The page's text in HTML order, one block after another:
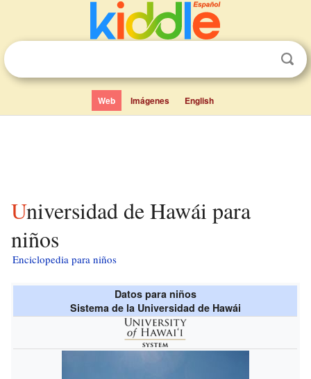
Web Imágenes English
Universidad de Hawái para
niños
Enciclopedia para niños
Datos para niños
Sistema de la Universidad de Hawái